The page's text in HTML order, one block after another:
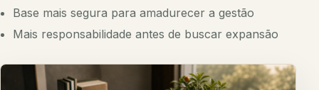
Base mais segura para amadurecer a gestão
Mais responsabilidade antes de buscar expansão